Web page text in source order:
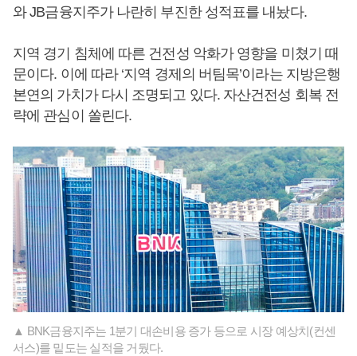
와 JB금융지주가 나란히 부진한 성적표를 내놨다.
지역 경기 침체에 따른 건전성 악화가 영향을 미쳤기 때
문이다. 이에 따라 ‘지역 경제의 버팀목’이라는 지방은행
본연의 가치가 다시 조명되고 있다. 자산건전성 회복 전
략에 관심이 쏠린다.
▲ BNK금융지주는 1분기 대손비용 증가 등으로 시장 예상치(컨센
서스)를 밑도는 실적을 거뒀다.